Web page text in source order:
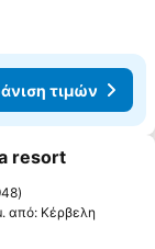
τιμών
αγαπημένα
resort
από: Κέρβελη